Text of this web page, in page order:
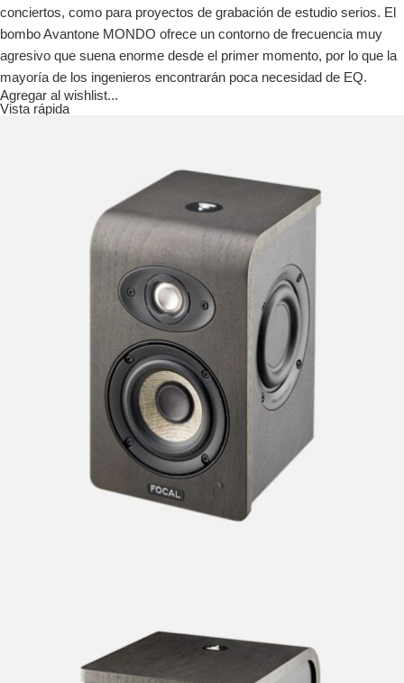
conciertos, como para proyectos de grabación de estudio serios. El
bombo Avantone MONDO ofrece un contorno de frecuencia muy
agresivo que suena enorme desde el primer momento, por lo que la
mayoría de los ingenieros encontrarán poca necesidad de EQ.
Agregar al wishlist...
Vista rápida